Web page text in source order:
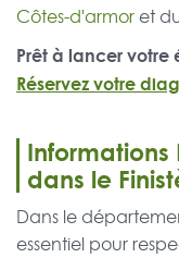
Côtes-d'armor et
Prêt à lancer
Réservez votre
Informations
dans le
Dans le
essentiel pour